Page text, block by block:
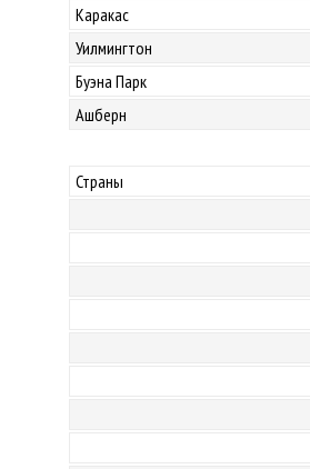
Каракас
Уилмингтон
Буэна Парк
Ашберн
Страны